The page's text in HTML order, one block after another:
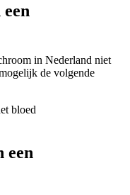
in Nederland niet
de volgende
bloed
een